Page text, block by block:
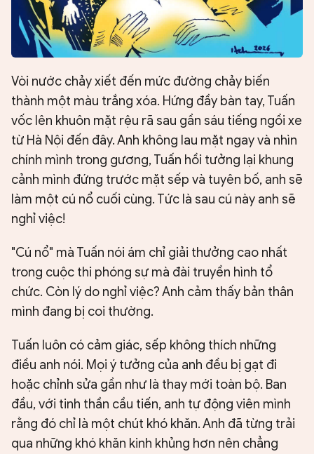
Vòi nước chảy xiết đến mức đường chảy biến
thành một màu trắng xóa. Hứng đầy bàn tay, Tuấn
vốc lên khuôn mặt rệu rã sau gần sáu tiếng ngồi xe
từ Hà Nội đến đây. Anh không lau mặt ngay và nhìn
chính mình trong gương, Tuấn hồi tưởng lại khung
cảnh mình đứng trước mặt sếp và tuyên bố, anh sẽ
làm một cú nổ cuối cùng. Tức là sau cú này anh sẽ
nghỉ việc!
"Cú nổ" mà Tuấn nói ám chỉ giải thưởng cao nhất
trong cuộc thi phóng sự mà đài truyền hình tổ
chức. Còn lý do nghỉ việc? Anh cảm thấy bản thân
mình đang bị coi thường.
Tuấn luôn có cảm giác, sếp không thích những
điều anh nói. Mọi ý tưởng của anh đều bị gạt đi
hoặc chỉnh sửa gần như là thay mới toàn bộ. Ban
đầu, với tinh thần cầu tiến, anh tự động viên mình
rằng đó chỉ là một chút khó khăn. Anh đã từng trải
qua những khó khăn kinh khủng hơn nên chẳng